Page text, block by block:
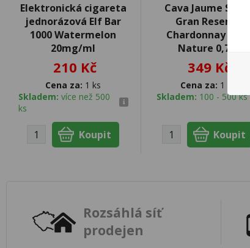
Elektronická cigareta
jednorázová Elf Bar
1000 Watermelon
20mg/ml
210 Kč
Cena za: 1 ks
Skladem: více než 500
ks
Cava Jaume Serra
Gran Reserva
Chardonnay Brut
Nature 0,75l
349 Kč
Cena za: 1 ks
Skladem: 100 - 500 ks
Rozsáhlá síť
prodejen